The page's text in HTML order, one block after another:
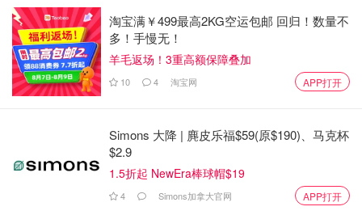
“家人住得近，但每家都有独立空间，既能照顾孩子，也不
会感觉拥挤。”
“房子设计巧妙，光线充足，空间利用也非常聪明。”
己的房子，换更大的居所，因为当初他们在设计时就确保了
每套房子都有独立产权。
淘宝满￥499最高2KG空运包邮 回归！数量不
多！手慢无！
羊毛返场！3重高额保障叠加
10 4 淘宝网 APP打开
Simons 大降 | 麂皮乐福$59(原$190)、马克杯
$2.9
1.5折起 NewEra棒球帽$19
4 Simons加拿大官网 APP打开